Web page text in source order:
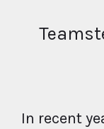
In recent